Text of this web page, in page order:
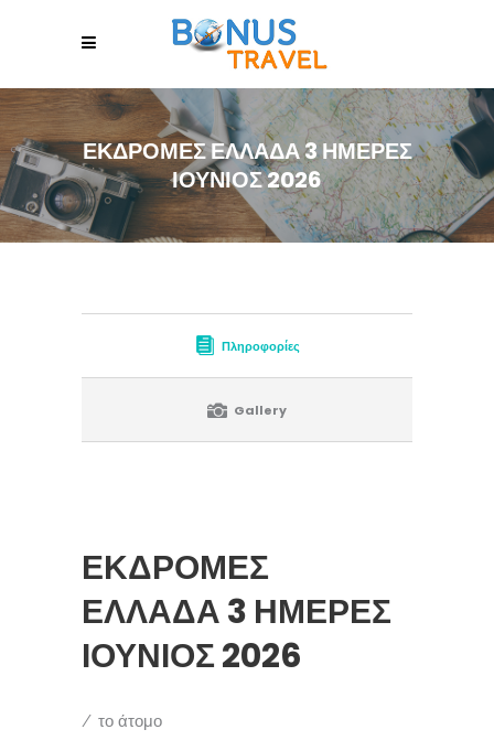
ΕΚΔΡΟΜΈΣ ΕΛΛΆΔΑ 3 ΉΜΕΡΕΣ
ΙΟΎΝΙΟΣ 2026
Πληροφορίες
Gallery
ΕΚΔΡΟΜΈΣ
ΕΛΛΆΔΑ 3 ΉΜΕΡΕΣ
ΙΟΎΝΙΟΣ 2026
το άτομο